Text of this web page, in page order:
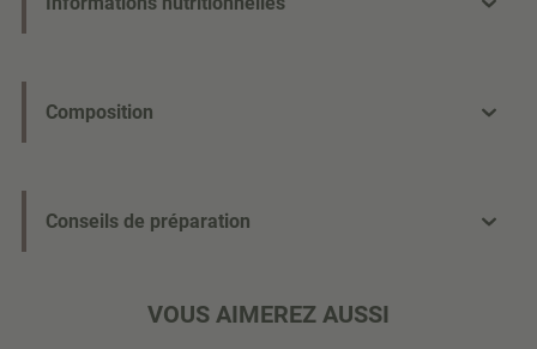
Composition
Conseils de préparation
VOUS AIMEREZ AUSSI